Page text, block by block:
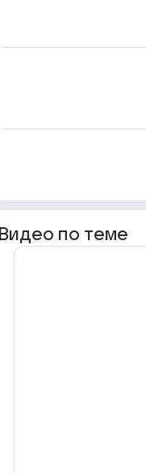
Видео по теме